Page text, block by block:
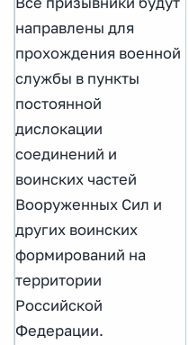
направлены для
прохождения военной
службы в пункты
постоянной
дислокации
соединений и
воинских частей
Вооруженных Сил и
других воинских
формирований на
территории
Российской
Федерации.